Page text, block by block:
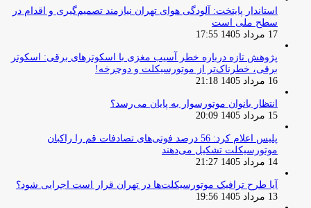
استاندار پایتخت: آلودگی هوای تهران نیازمند تصمیم‌گیری و اقدام در
سطح ملی است
17 مرداد 1405 17:55
پژوهش تازه درباره خطر آسیب مغزی با اسکوترهای برقی: اسکوتر
برقی، خطرناک‌تر از موتورسیکلت و دوچرخه!
16 مرداد 1405 21:18
انتظار بانوان موتورسوار به پایان می‌رسد؟
15 مرداد 1405 20:09
پلیس اعلام کرد: 56 درصد فوتی‌های تصادفات قم را راکبان
موتورسیکلت تشکیل می‌دهند
14 مرداد 1405 21:27
آیا طرح ترافیک موتورسیکلت‌ها در تهران قرار است اجرایی شود؟
13 مرداد 1405 19:56